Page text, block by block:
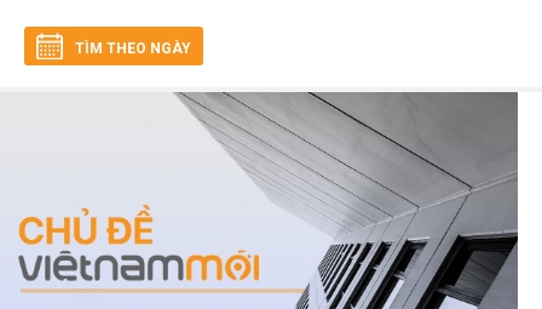
TÌM THEO NGÀY